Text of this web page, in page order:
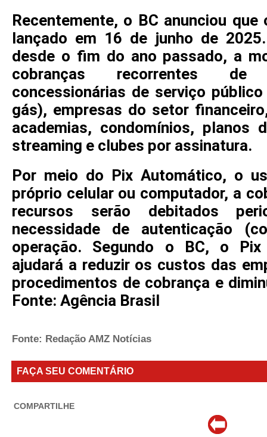
Recentemente, o BC anunciou
lançado em 16 de junho de
desde o fim do ano passado, a
cobranças recorrentes de
concessionárias de serviço
gás), empresas do setor
academias, condomínios, planos
streaming e clubes por assinatura.
Por meio do Pix Automático, o
próprio celular ou computador, a
recursos serão debitados
necessidade de autenticação
operação. Segundo o BC, o
ajudará a reduzir os custos das
procedimentos de cobrança e
Fonte: Agência Brasil
Fonte: Redação AMZ Notícias
FAÇA SEU COMENTÁRIO
COMPARTILHE